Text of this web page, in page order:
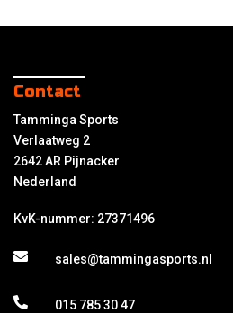
Contact
Tamminga Sports
Verlaatweg 2
2642 AR Pijnacker
Nederland
KvK-nummer: 27371496
sales@tammingasports.nl
015 785 30 47